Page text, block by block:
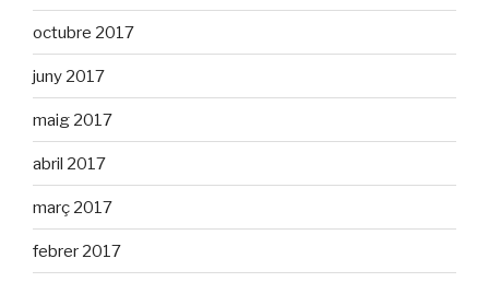
octubre 2017
juny 2017
maig 2017
abril 2017
març 2017
febrer 2017